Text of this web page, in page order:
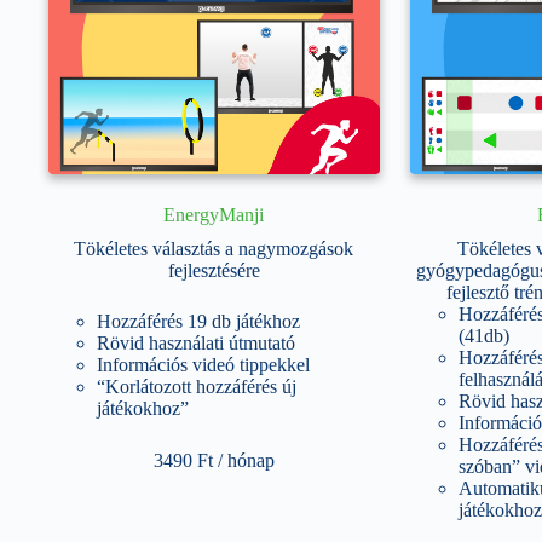
EnergyManji
Tökéletes választás a nagymozgások
fejlesztésére
Hozzáférés 19 db játékhoz
Rövid használati útmutató
Információs videó tippekkel
“Korlátozott hozzáférés új
játékokhoz”
3490 Ft / hónap
Tökéletes
fejlesztő
(41db)
Rövid
szóban”